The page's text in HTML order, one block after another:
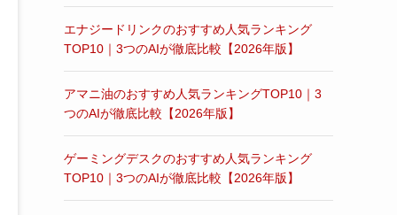
エナジードリンクのおすすめ人気ランキング
TOP10｜3つのAIが徹底比較【2026年版】
アマニ油のおすすめ人気ランキングTOP10｜3
つのAIが徹底比較【2026年版】
ゲーミングデスクのおすすめ人気ランキング
TOP10｜3つのAIが徹底比較【2026年版】